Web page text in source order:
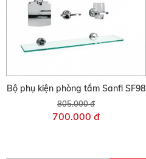
Bộ phụ kiện phòng tắm Sanfi SF98
805.000 đ
700.000 đ